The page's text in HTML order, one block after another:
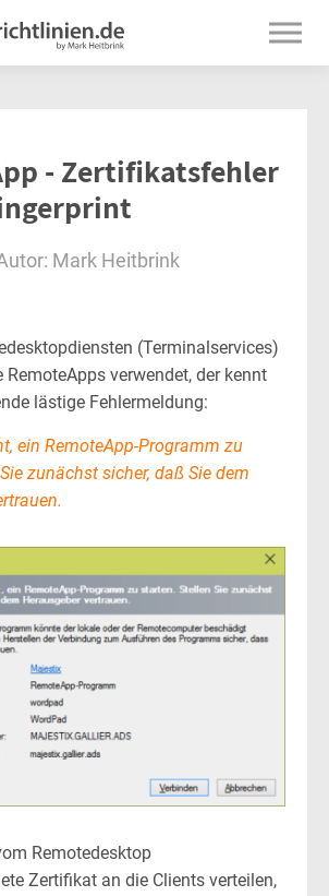
- Zertifikatsfehler
Mark Heitbrink
(Terminalservices)
RemoteApps verwendet, der kennt
lästige Fehlermeldung:
ein RemoteApp-Programm zu
zunächst sicher, daß Sie dem
Remotedesktop
Zertifikat an die Clients verteilen,